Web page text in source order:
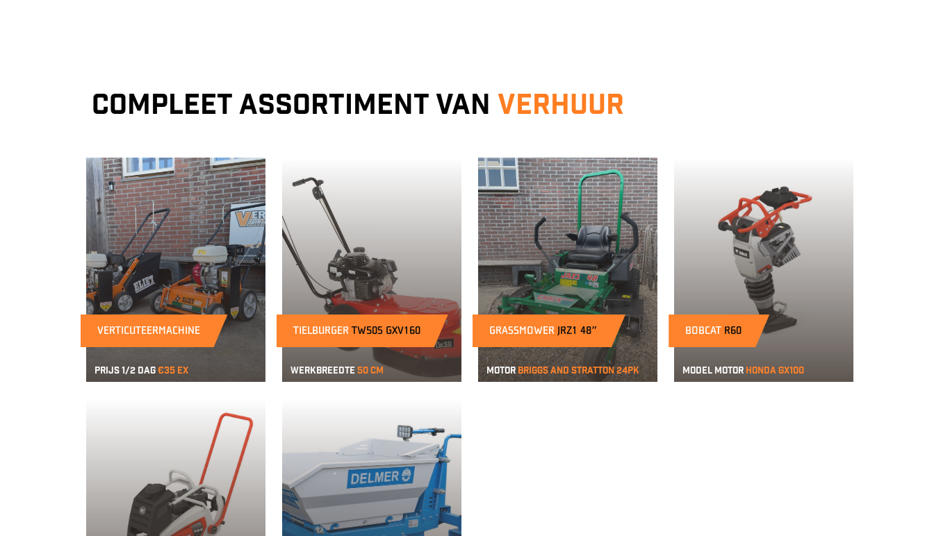
Compleet assortiment van Verhuur
VERTICUTEERMACHINE
Prijs 1/2 dag€35 ex
TIELBURGER TW50S GXV160
Werkbreedte50 cm
GRASSMOWER JRZ1 48″
MotorBriggs and Stratton 24pk
BOBCAT R60
Model motor Honda GX100